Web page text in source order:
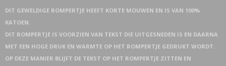
DIT GEWELDIGE ROMPERTJE HEEFT KORTE MOUWEN EN IS VAN 100%
KATOEN.
DIT ROMPERTJE IS VOORZIEN VAN TEKST DIE UITGESNEDEN IS EN DAARNA
MET EEN HOGE DRUK EN WARMTE OP HET ROMPERTJE GEDRUKT WORDT.
OP DEZE MANIER BLIJFT DE TEKST OP HET ROMPERTJE ZITTEN EN